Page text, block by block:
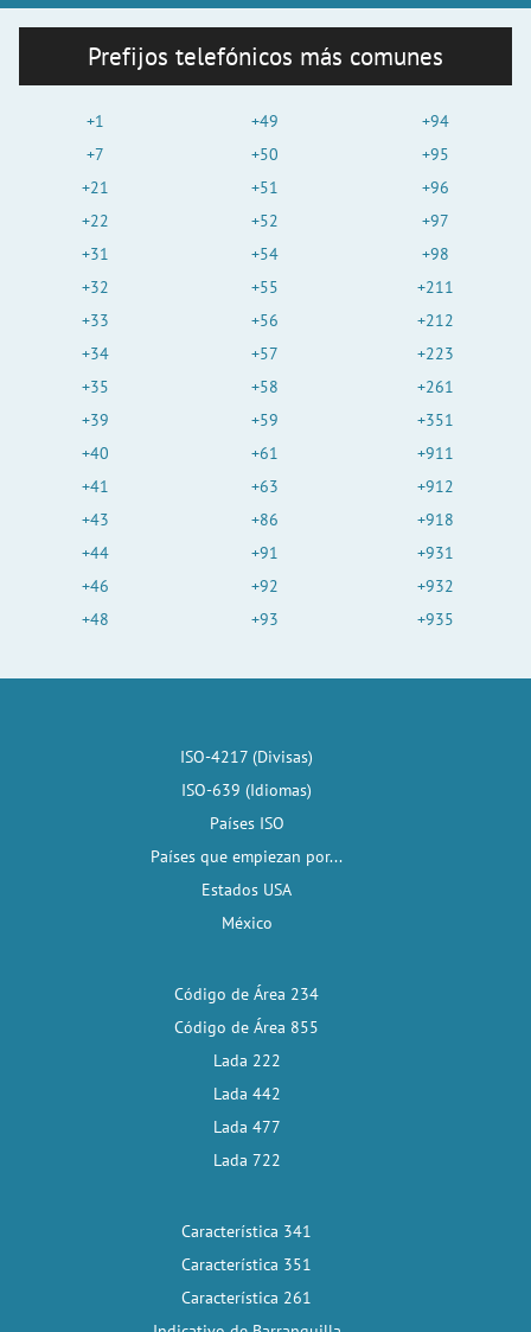
Prefijos telefónicos más comunes
+1
+7
+21
+22
+31
+32
+33
+34
+35
+39
+40
+41
+43
+44
+46
+48
+49
+50
+51
+52
+54
+55
+56
+57
+58
+59
+61
+63
+86
+91
+92
+93
+94
+95
+96
+97
+98
+211
+212
+223
+261
+351
+911
+912
+918
+931
+932
+935
ISO-4217 (Divisas)
ISO-639 (Idiomas)
Países ISO
Países que empiezan por...
Estados USA
México
Código de Área 234
Código de Área 855
Lada 222
Lada 442
Lada 477
Lada 722
Característica 341
Característica 351
Característica 261